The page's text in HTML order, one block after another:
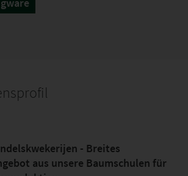
- Breites
aus unsere Baumschulen für